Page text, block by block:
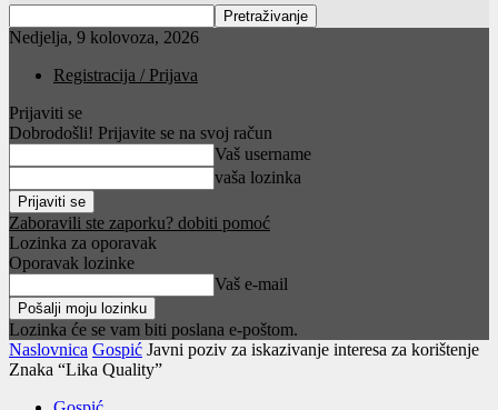
Nedjelja, 9 kolovoza, 2026
Registracija / Prijava
Prijaviti se
Dobrodošli! Prijavite se na svoj račun
Vaš username
vaša lozinka
Zaboravili ste zaporku? dobiti pomoć
Lozinka za oporavak
Oporavak lozinke
Vaš e-mail
Lozinka će se vam biti poslana e-poštom.
Naslovnica Gospić Javni poziv za iskazivanje interesa za korištenje
Znaka “Lika Quality”